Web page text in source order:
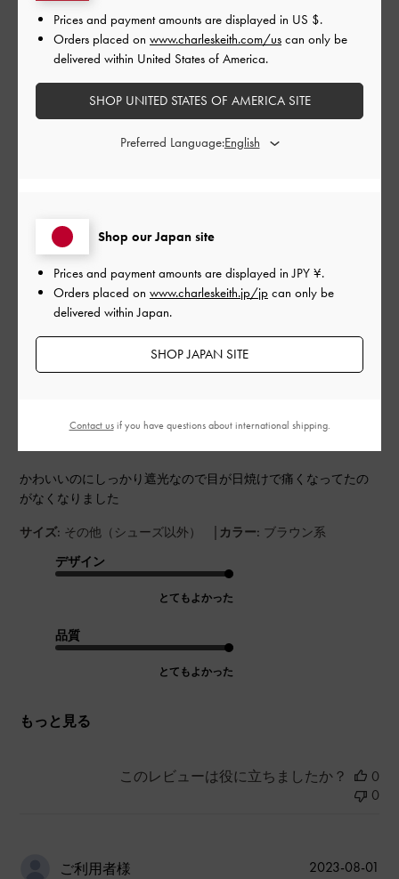
サイズ: その他（シューズ以外） |カラー: ホワイト系
デザイン
とてもよかった
このレビューは役に立ちましたか？
かわいいのにしっかり遮光なので目が日焼けで痛くなってたの
がなくなりました
サイズ: その他（シューズ以外） | カラー: ブラウン系
デザイン
とてもよかった
品質
とてもよかった
もっと見る
このレビューは役に立ちましたか？
0
0
ご利用者様 2023-08-01
Shop our Japan site
Prices and payment amounts are displayed inJPY ¥.
Orders placed on www.charleskeith.jp/jp can only be
delivered within Japan.
SHOP JAPAN SITE
Prices and payment amounts are displayed in US $.
Orders placed on www.charleskeith.com/us can only be
delivered within United States of America.
SHOP UNITED STATES OF AMERICA SITE
Preferred Language:
Contact usif you have questions about international shipping.